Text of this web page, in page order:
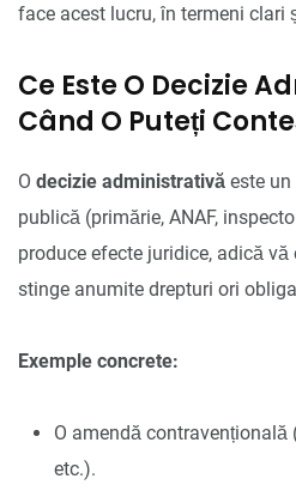
face acest lucru, în termeni clari
Ce Este O Decizie
Când O Puteți
O decizie administrativă este
publică (primărie, ANAF,
produce efecte juridice, adică
stinge anumite drepturi ori
Exemple concrete:
O amendă contravențională
etc.).